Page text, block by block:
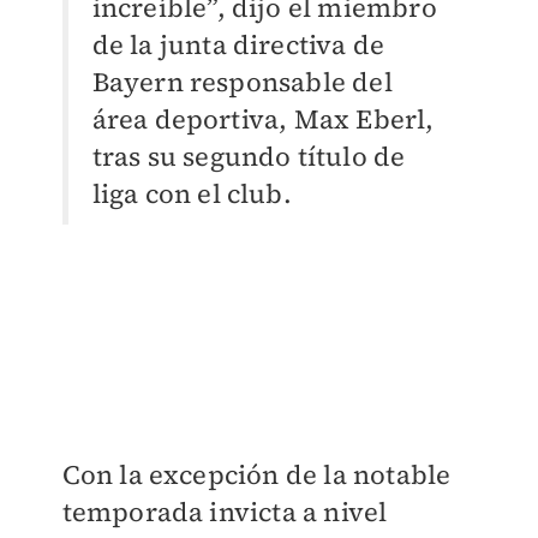
increíble”, dijo el miembro
de la junta directiva de
Bayern responsable del
área deportiva, Max Eberl,
tras su segundo título de
liga con el club.
Con la excepción de la notable
temporada invicta a nivel